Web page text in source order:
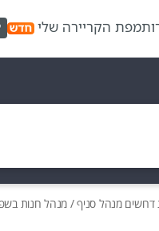
מפת הקריירה שלי
דרושים מנהל סניף / מנהל חנות